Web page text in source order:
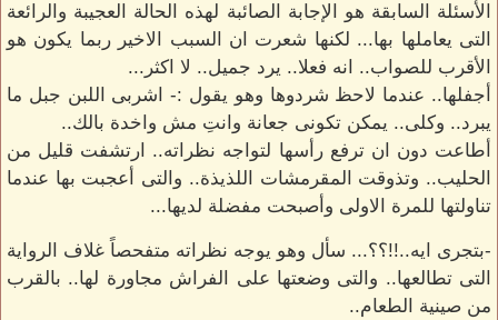
الأسئلة السابقة هو الإجابة الصائبة لهذه الحالة العجيبة والرائعة
التى يعاملها بها... لكنها شعرت ان السبب الاخير ربما يكون هو
الأقرب للصواب.. انه فعلا.. يرد جميل.. لا اكثر...
أجفلها.. عندما لاحظ شردوها وهو يقول :- اشربى اللبن جبل ما
يبرد.. وكلى.. يمكن تكونى جعانة وانتِ مش واخدة بالك..
أطاعت دون ان ترفع رأسها لتواجه نظراته.. ارتشفت قليل من
الحليب.. وتذوقت المقرمشات اللذيذة.. والتى أعجبت بها عندما
تناولتها للمرة الاولى وأصبحت مفضلة لديها...
-بتجرى ايه..!!؟؟... سأل وهو يوجه نظراته متفحصاً غلاف الرواية
التى تطالعها.. والتى وضعتها على الفراش مجاورة لها.. بالقرب
من صينية الطعام..